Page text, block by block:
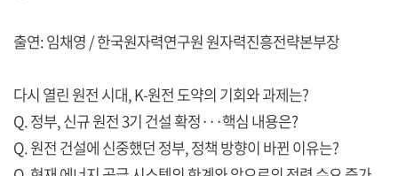
출연: 임채영 / 한국원자력연구원 원자력진흥전략본부장
다시 열린 원전 시대, K-원전 도약의 기회와 과제는?
Q. 정부, 신규 원전 3기 건설 확정···핵심 내용은?
Q. 원전 건설에 신중했던 정부, 정책 방향이 바뀐 이유는?